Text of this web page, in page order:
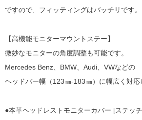
ですので、フィッティングはバッチリです。
【高機能モニターマウントステー】
微妙なモニターの角度調整も可能です。
Mercedes Benz、BMW、Audi、VWなどの
ヘッドバー幅（123㎜-183㎜）に幅広く対応
●本革ヘッドレストモニターカバー [ステッ